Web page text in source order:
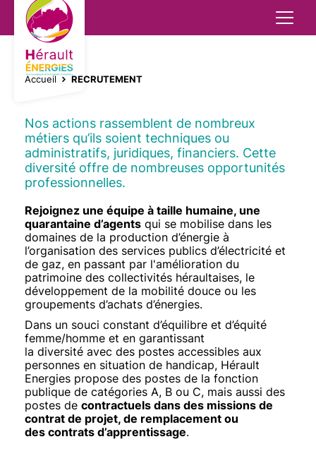
contenu
principal
Réseaux
Réseaux
Electricité
Éclairage public
Télécommunications
Contrôle des concessions
Transition énergétique
Mobilité décarbonée
Mobilité décarbonée
Bornes publiques de recharge pour véhicules
Implantation infrastructure de recharge
Rénovation énergétique
Energies renouvelables
Animation - Sensibilisation
Animation - Sensibilisation
Extinction nocturne
Aides financières
Aides financières
Rénovation énergétique
Energies renouvelables
Amélioration énergétique - CEE
Groupements d'achats
Groupements d'achats
Bornes privées
Energies
Véhicules Electriques
D'ARIANE
Accueil RECRUTEMENT
Nos actions rassemblent de nombreux
métiers qu’ils soient techniques ou
administratifs, juridiques, financiers. Cette
diversité offre de nombreuses opportunités
professionnelles.
Contenu
Texte
Rejoignez une équipe à taille humaine, une
quarantaine d’agents qui se mobilise dans les
domaines de la production d’énergie à
l’organisation des services publics d’électricité et
de gaz, en passant par l'amélioration du
patrimoine des collectivités héraultaises, le
développement de la mobilité douce ou les
groupements d’achats d’énergies.
Dans un souci constant d’équilibre et d’équité
femme/homme et en garantissant
la diversité avec des postes accessibles aux
personnes en situation de handicap, Hérault
Energies propose des postes de la fonction
publique de catégories A, B ou C, mais aussi des
postes de contractuels dans des missions de
contrat de projet, de remplacement ou
des contrats d’apprentissage.